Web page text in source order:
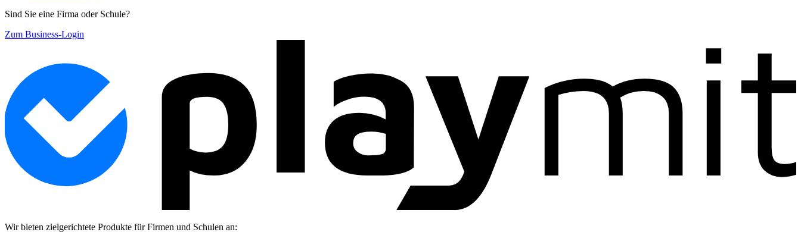
Sind Sie eine Firma oder Schule?
Zum Business-Login
Wir bieten zielgerichtete Produkte für Firmen und Schulen an: